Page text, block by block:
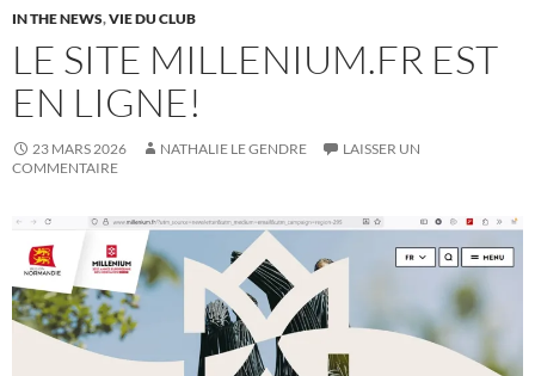
IN THE NEWS,VIE DU CLUB
LE SITE MILLENIUM.FR EST
EN LIGNE!
23 MARS 2026 NATHALIE LE GENDRE
LAISSER UN
COMMENTAIRE